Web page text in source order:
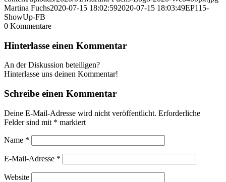
Martina Fuchs2020-07-15 18:02:592020-07-15 18:03:49EP115-
ShowUp-FB
0 Kommentare
Hinterlasse einen Kommentar
An der Diskussion beteiligen?
Hinterlasse uns deinen Kommentar!
Schreibe einen Kommentar
Deine E-Mail-Adresse wird nicht veröffentlicht. Erforderliche
Felder sind mit * markiert
Name *
E-Mail-Adresse *
Website